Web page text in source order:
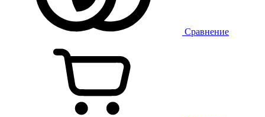
Сравнение